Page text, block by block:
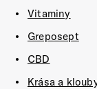
Vitaminy
Greposept
CBD
Krása a